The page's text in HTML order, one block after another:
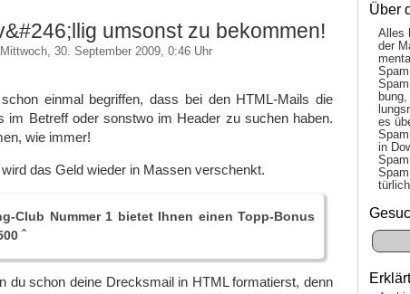
umsonst zu bekommen!
Mittwoch, 30. September 2009, 0:46 Uhr
einmal begriffen, dass bei den HTML-Mails die
im Betreff oder sonstwo im Header zu suchen haben.
wie immer!
das Geld wieder in Massen verschenkt.
Club Nummer 1 bietet Ihnen einen Topp-Bonus
ˆ
du schon deine Drecksmail in HTML formatierst, denn
Über
Alles
der
es
in